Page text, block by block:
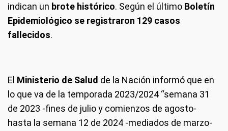
indican un brote histórico. Según el último Boletín
Epidemiológico se registraron 129 casos
fallecidos.
El Ministerio de Salud de la Nación informó que en
lo que va de la temporada 2023/2024 “semana 31
de 2023 -fines de julio y comienzos de agosto-
hasta la semana 12 de 2024 -mediados de marzo-